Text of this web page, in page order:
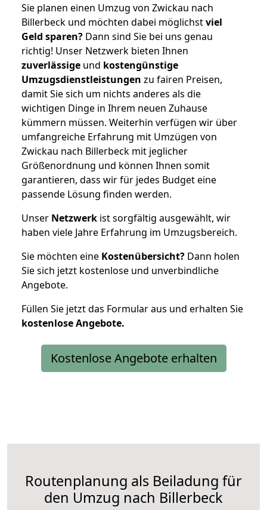
Sie planen einen Umzug von Zwickau nach
Billerbeck und möchten dabei möglichstviel
Geld sparen? Dann sind Sie bei uns genau
richtig! Unser Netzwerk bieten Ihnen
zuverlässige und kostengünstige
Umzugsdienstleistungen zu fairen Preisen,
damit Sie sich um nichts anderes als die
wichtigen Dinge in Ihrem neuen Zuhause
kümmern müssen. Weiterhin verfügen wir über
umfangreiche Erfahrung mit Umzügen von
Zwickau nach Billerbeck mit jeglicher
Größenordnung und können Ihnen somit
garantieren, dass wir für jedes Budget eine
passende Lösung finden werden.
Unser Netzwerk ist sorgfältig ausgewählt, wir
haben viele Jahre Erfahrung im Umzugsbereich.
Sie möchten eine Kostenübersicht? Dann holen
Sie sich jetzt kostenlose und unverbindliche
Angebote.
Füllen Sie jetzt das Formular aus und erhalten Sie
kostenloseAngebote.
Kostenlose Angebote erhalten
Routenplanung als Beiladung für
den Umzug nach Billerbeck